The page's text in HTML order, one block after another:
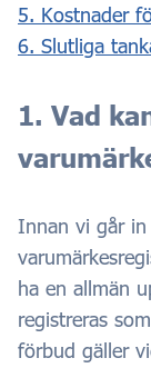
5. Kostnader
6. Slutliga
1. Vad
Innan vi går in
ha en allmän
registreras
förbud gäller